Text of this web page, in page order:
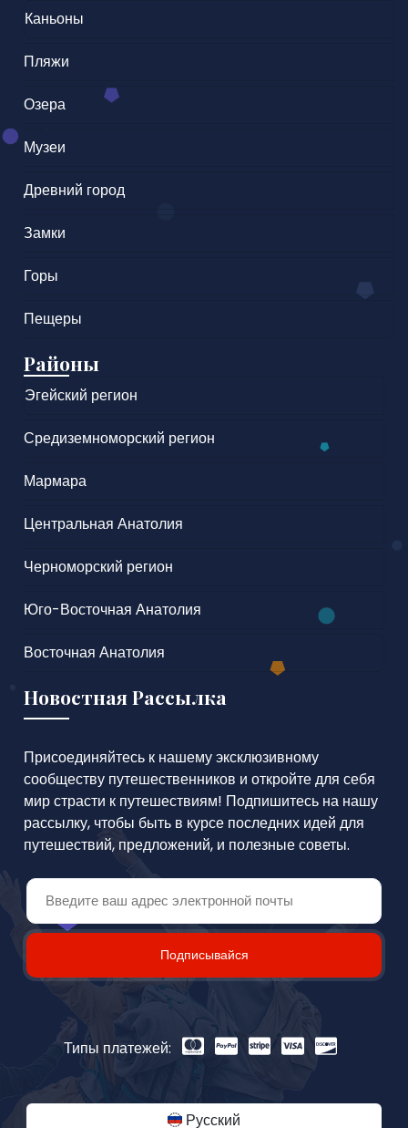
Каньоны
Пляжи
Озера
Музеи
Древний город
Замки
Горы
Пещеры
Районы
Эгейский регион
Средиземноморский регион
Мармара
Центральная Анатолия
Черноморский регион
Юго-Восточная Анатолия
Восточная Анатолия
Новостная Рассылка
Присоединяйтесь к нашему эксклюзивному
сообществу путешественников и откройте для себя
мир страсти к путешествиям! Подпишитесь на нашу
рассылку, чтобы быть в курсе последних идей для
путешествий, предложений, и полезные советы.
Подписывайся
Типы платежей:
Русский